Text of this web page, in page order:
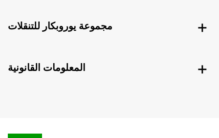
مجموعة يوروبكار للتنقلات
المعلومات القانونية